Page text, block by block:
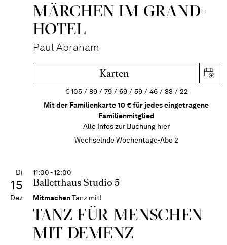
MÄRCHEN IM GRAND-
HOTEL
Paul Abraham
Karten
€105 89 79 69 59 46 33
22
Mit der Familienkarte 10 € für jedes eingetragene
Familienmitglied
Alle Infos zur Buchung hier
Wechselnde Wochentage-Abo 2
Di
15
Dez
11:00 - 12:00
Balletthaus Studio 5
MitmachenTanz mit!
TANZ FÜR MENSCHEN
MIT DEMENZ